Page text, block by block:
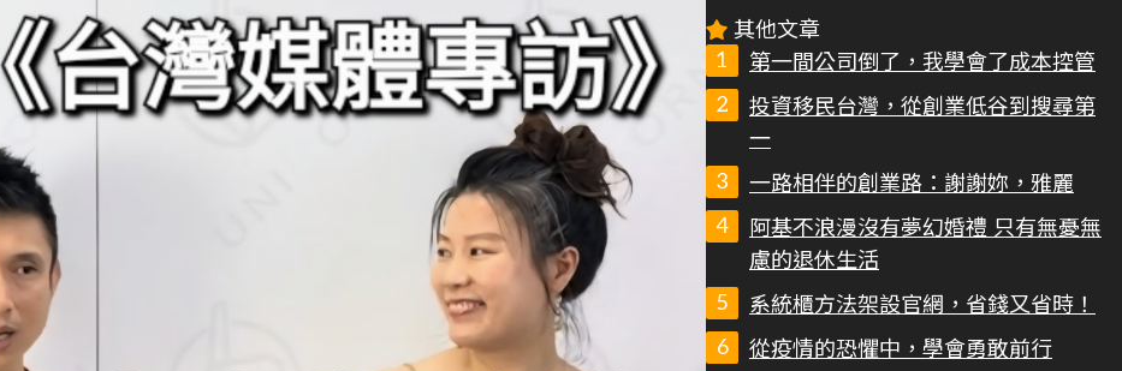
其他文章
第一間公司倒了，我學會了成本控管
投資移民台灣，從創業低谷到搜尋第
一
一路相伴的創業路：謝謝妳，雅麗
阿基不浪漫沒有夢幻婚禮 只有無憂無
慮的退休生活
系統櫃方法架設官網，省錢又省時！
從疫情的恐懼中，學會勇敢前行